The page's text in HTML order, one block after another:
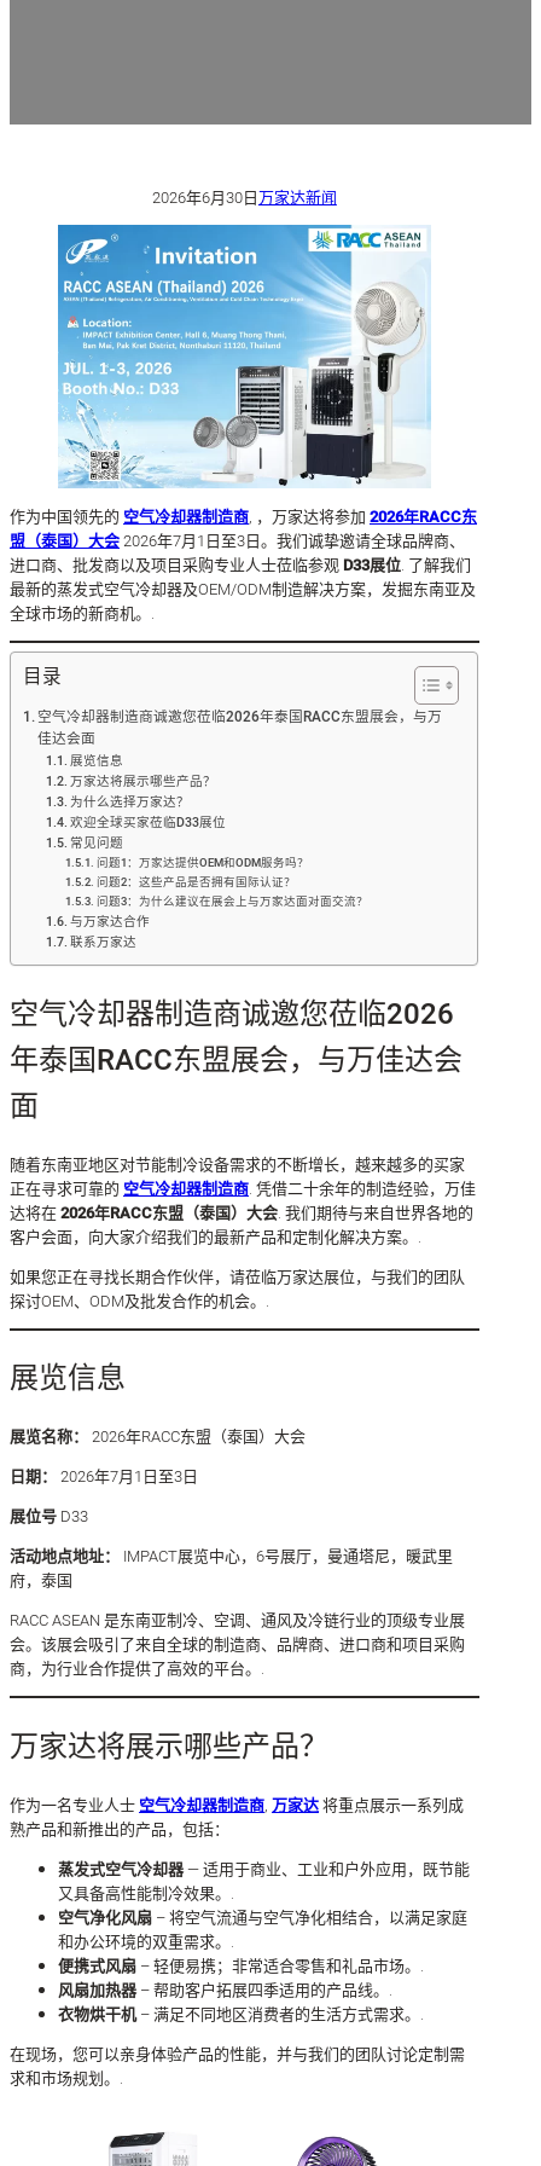
2026年6月30日万家达新闻
作为中国领先的 空气冷却器制造商, ，万家达将参加 2026年RACC东
盟（泰国）大会2026年7月1日至3日。我们诚挚邀请全球品牌商、
进口商、批发商以及项目采购专业人士莅临参观 D33展位. 了解我们
最新的蒸发式空气冷却器及OEM/ODM制造解决方案，发掘东南亚及
全球市场的新商机。.
目录
空气冷却器制造商诚邀您莅临2026年泰国RACC东盟展会，与万
佳达会面
展览信息
万家达将展示哪些产品？
为什么选择万家达？
欢迎全球买家莅临D33展位
常见问题
问题1：万家达提供OEM和ODM服务吗？
问题2：这些产品是否拥有国际认证？
问题3：为什么建议在展会上与万家达面对面交流？
与万家达合作
联系万家达
空气冷却器制造商诚邀您莅临2026
年泰国RACC东盟展会，与万佳达会
面
随着东南亚地区对节能制冷设备需求的不断增长，越来越多的买家
正在寻求可靠的 空气冷却器制造商. 凭借二十余年的制造经验，万佳
达将在2026年RACC东盟（泰国）大会. 我们期待与来自世界各地的
客户会面，向大家介绍我们的最新产品和定制化解决方案。.
如果您正在寻找长期合作伙伴，请莅临万家达展位，与我们的团队
探讨OEM、ODM及批发合作的机会。.
展览信息
展览名称： 2026年RACC东盟（泰国）大会
日期： 2026年7月1日至3日
展位号 D33
活动地点地址：
IMPACT展览中心，6号展厅，曼通塔尼，暖武里
府，泰国
RACC ASEAN 是东南亚制冷、空调、通风及冷链行业的顶级专业展
会。该展会吸引了来自全球的制造商、品牌商、进口商和项目采购
商，为行业合作提供了高效的平台。.
万家达将展示哪些产品？
作为一名专业人士 空气冷却器制造商, 万家达将重点展示一系列成
熟产品和新推出的产品，包括：
蒸发式空气冷却器— 适用于商业、工业和户外应用，既节能
又具备高性能制冷效果。.
空气净化风扇 – 将空气流通与空气净化相结合，以满足家庭
和办公环境的双重需求。.
便携式风扇 – 轻便易携；非常适合零售和礼品市场。.
风扇加热器– 帮助客户拓展四季适用的产品线。.
衣物烘干机– 满足不同地区消费者的生活方式需求。.
在现场，您可以亲身体验产品的性能，并与我们的团队讨论定制需
求和市场规划。.